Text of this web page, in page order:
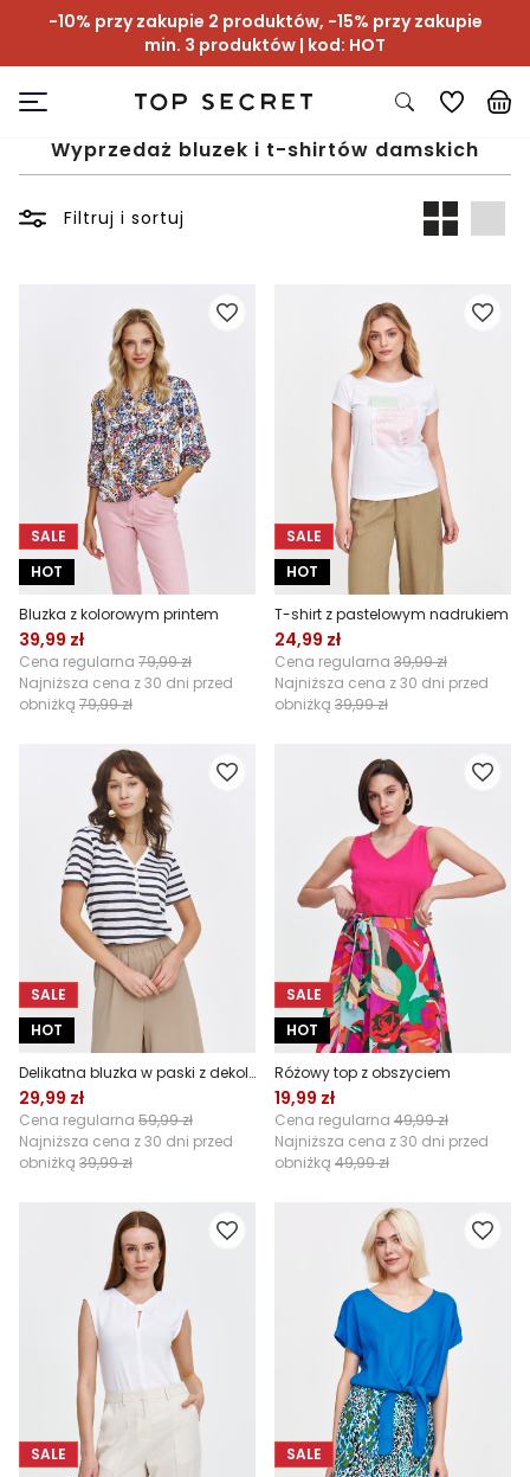
-10% przy zakupie 2 produktów, -15% przy zakupie
min. 3 produktów | kod: HOT
Wyprzedaż bluzek i t-shirtów damskich
Filtruj i sortuj
SALE
HOT
Bluzka z kolorowym printem
39,99 zł
Cena regularna 79,99 zł
Najniższa cena z 30 dni przed
obniżką 79,99 zł
SALE
HOT
T-shirt z pastelowym nadrukiem
24,99 zł
Cena regularna 39,99 zł
Najniższa cena z 30 dni przed
obniżką 39,99 zł
SALE
HOT
Delikatna bluzka w paski z dekoltem w serek
29,99 zł
Cena regularna 59,99 zł
Najniższa cena z 30 dni przed
obniżką 39,99 zł
SALE
HOT
Różowy top z obszyciem
19,99 zł
Cena regularna 49,99 zł
Najniższa cena z 30 dni przed
obniżką 49,99 zł
SALE
SALE